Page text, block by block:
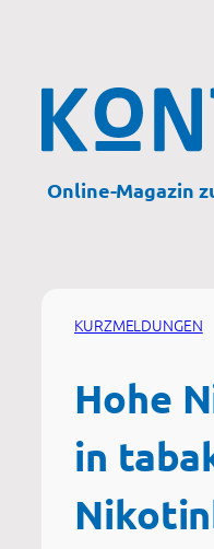
Online-Magazin
KURZMELDUNGEN
Hohe
in